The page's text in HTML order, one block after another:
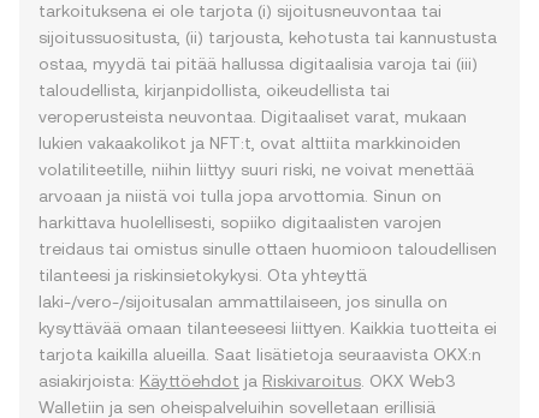
tarkoituksena ei ole tarjota (i) sijoitusneuvontaa tai
sijoitussuositusta, (ii) tarjousta, kehotusta tai kannustusta
ostaa, myydä tai pitää hallussa digitaalisia varoja tai (iii)
taloudellista, kirjanpidollista, oikeudellista tai
veroperusteista neuvontaa. Digitaaliset varat, mukaan
lukien vakaakolikot ja NFT:t, ovat alttiita markkinoiden
volatiliteetille, niihin liittyy suuri riski, ne voivat menettää
arvoaan ja niistä voi tulla jopa arvottomia. Sinun on
harkittava huolellisesti, sopiiko digitaalisten varojen
treidaus tai omistus sinulle ottaen huomioon taloudellisen
tilanteesi ja riskinsietokykysi. Ota yhteyttä
laki-/vero-/sijoitusalan ammattilaiseen, jos sinulla on
kysyttävää omaan tilanteeseesi liittyen. Kaikkia tuotteita ei
tarjota kaikilla alueilla. Saat lisätietoja seuraavista OKX:n
asiakirjoista: Käyttöehdot ja Riskivaroitus . OKX Web3
Walletiin ja sen oheispalveluihin sovelletaan erillisiä